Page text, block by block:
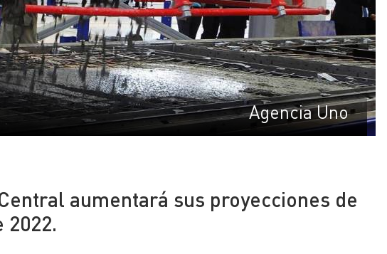
Agencia Uno
aumentará sus proyecciones de